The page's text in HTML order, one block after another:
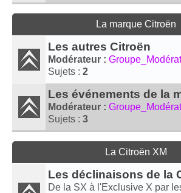
La marque Citroën
Les autres Citroën
Modérateur :
Sujets : 2
Les événements de la
Modérateur :
Sujets : 3
La Citroën XM
Les déclinaisons de la
De la SX à l'Exclusive X par